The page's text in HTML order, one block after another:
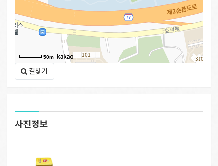
50m
길찾기
사진정보